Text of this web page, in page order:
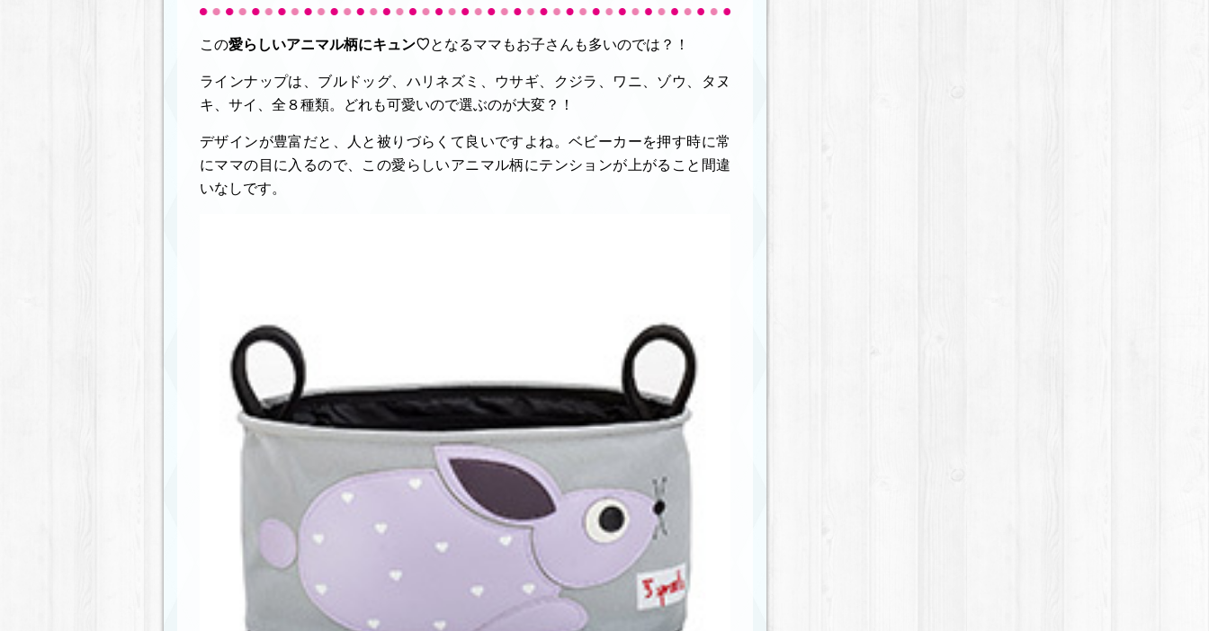
この愛らしいアニマル柄にキュン♡となるママもお子さんも多いのでは？！
ラインナップは、ブルドッグ、ハリネズミ、ウサギ、クジラ、ワニ、ゾウ、タヌ
キ、サイ、全８種類。どれも可愛いので選ぶのが大変？！
デザインが豊富だと、人と被りづらくて良いですよね。ベビーカーを押す時に常
にママの目に入るので、この愛らしいアニマル柄にテンションが上がること間違
いなしです。